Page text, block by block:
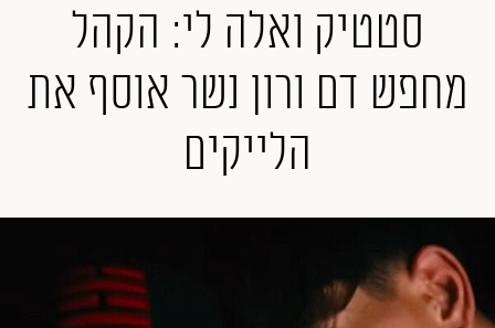
אופנה
ביוטי
סלבס
סטטיק ואלה לי: הקהל
מחפש דם ורון נשר אוסף את
הלייקים